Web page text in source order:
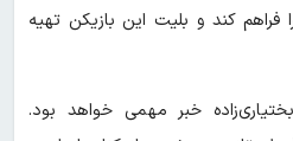
کند و بلیت این بازیکن تهیه
خبر مهمی خواهد بود.